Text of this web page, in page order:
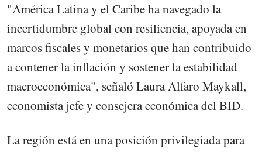
"América Latina y el Caribe ha navegado la
incertidumbre global con resiliencia, apoyada en
marcos fiscales y monetarios que han contribuido
a contener la inflación y sostener la estabilidad
macroeconómica", señaló Laura Alfaro Maykall,
economista jefe y consejera económica del BID.
La región está en una posición privilegiada para